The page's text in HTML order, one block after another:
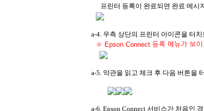
프린터 등록이 완료되면 완료 메시
a-4. 우측 상단의 프린터 아이콘을 터
※ Epson Connect 등록 메뉴가 보
a-5. 약관을 읽고 체크 후 다음 버튼을
a-6. Epson Connect 서비스가 처음인